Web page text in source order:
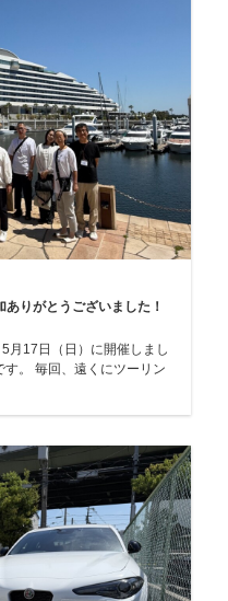
りがとうございました！
月17日（日）に開催しまし